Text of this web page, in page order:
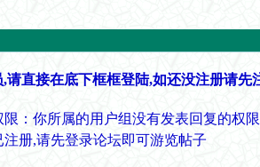
请直接在底下框框登陆,如还没注册请先
限：你所属的用户组没有发表回复的权
注册,请先登录论坛即可游览帖子